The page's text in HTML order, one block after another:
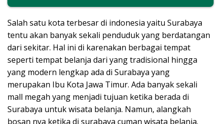
Salah satu kota terbesar di indonesia yaitu Surabaya
tentu akan banyak sekali penduduk yang berdatangan
dari sekitar. Hal ini di karenakan berbagai tempat
seperti tempat belanja dari yang tradisional hingga
yang modern lengkap ada di Surabaya yang
merupakan Ibu Kota Jawa Timur. Ada banyak sekali
mall megah yang menjadi tujuan ketika berada di
Surabaya untuk wisata belanja. Namun, alangkah
bosan nya ketika di surabaya cuman wisata belanja.